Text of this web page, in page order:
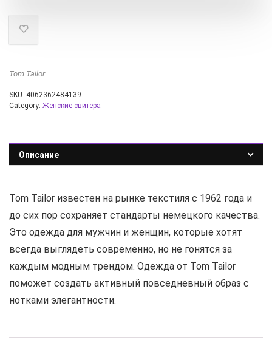
Tom Tailor
SKU: 4062362484139
Category: Женские свитера
Описание
Tom Tailor известен на рынке текстиля с 1962 года и
до сих пор сохраняет стандарты немецкого качества.
Это одежда для мужчин и женщин, которые хотят
всегда выглядеть современно, но не гонятся за
каждым модным трендом. Одежда от Tom Tailor
поможет создать активный повседневный образ с
нотками элегантности.